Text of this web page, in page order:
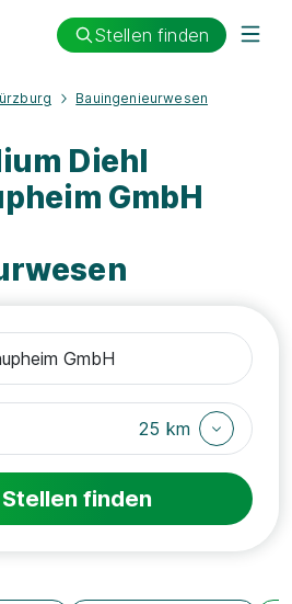
Stellen finden
Bauingenieurwesen
Diehl
GmbH
25 km
finden